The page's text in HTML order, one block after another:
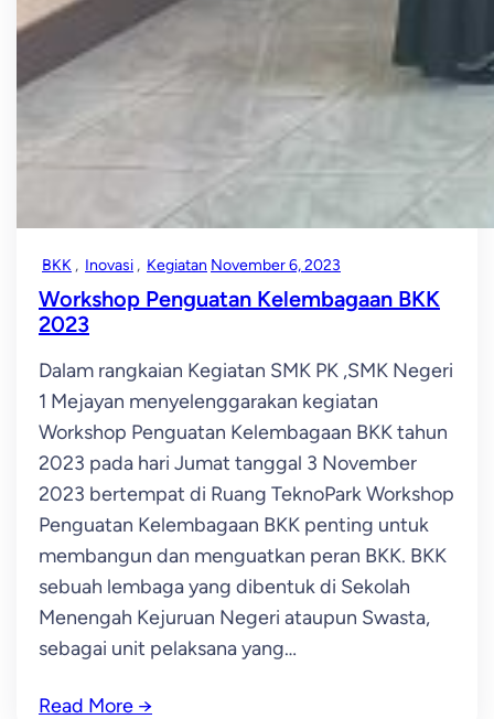
BKK , Inovasi , Kegiatan November 6, 2023
Workshop Penguatan Kelembagaan BKK
2023
Dalam rangkaian Kegiatan SMK PK ,SMK Negeri
1 Mejayan menyelenggarakan kegiatan
Workshop Penguatan Kelembagaan BKK tahun
2023 pada hari Jumat tanggal 3 November
2023 bertempat di Ruang TeknoPark Workshop
Penguatan Kelembagaan BKK penting untuk
membangun dan menguatkan peran BKK. BKK
sebuah lembaga yang dibentuk di Sekolah
Menengah Kejuruan Negeri ataupun Swasta,
sebagai unit pelaksana yang…
Read More →